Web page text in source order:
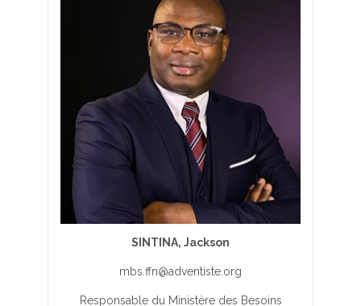
SINTINA, Jackson
mbs.ffn@adventiste.org
Responsable du Ministère des Besoins